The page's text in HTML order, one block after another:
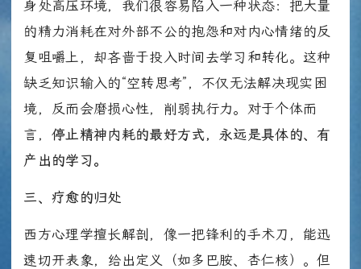
身处高压环境，我们很容易陷入一种状态：把大量
的精力消耗在对外部不公的抱怨和对内心情绪的反
复咀嚼上，却吝啬于投入时间去学习和转化。这种
缺乏知识输入的“空转思考”，不仅无法解决现实困
境，反而会磨损心性，削弱执行力。对于个体而
言， 停止精神内耗的最好方式，永远是具体的、有
产出的学习。
三、疗愈的归处
西方心理学擅长解剖，像一把锋利的手术刀，能迅
速切开表象，给出定义（如多巴胺、杏仁核）。但